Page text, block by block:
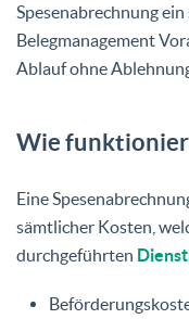
Spesenabrechnung
Belegmanagement
Ablauf ohne
Wie
Eine
sämtlicher Kosten,
durchgeführten